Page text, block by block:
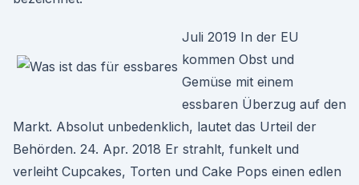
Juli 2019 In der EU
kommen Obst und
Gemüse mit einem
essbaren Überzug auf den
Markt. Absolut unbedenklich, lautet das Urteil der
Behörden. 24. Apr. 2018 Er strahlt, funkelt und
verleiht Cupcakes, Torten und Cake Pops einen edlen